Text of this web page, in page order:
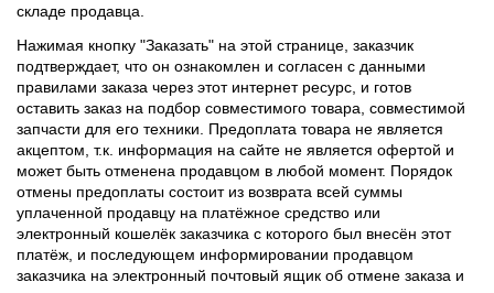
складе продавца.
Нажимая кнопку "Заказать" на этой странице, заказчик
подтверждает, что он ознакомлен и согласен с данными
правилами заказа через этот интернет ресурс, и готов
оставить заказ на подбор совместимого товара, совместимой
запчасти для его техники. Предоплата товара не является
акцептом, т.к. информация на сайте не является офертой и
может быть отменена продавцом в любой момент. Порядок
отмены предоплаты состоит из возврата всей суммы
уплаченной продавцу на платёжное средство или
электронный кошелёк заказчика с которого был внесён этот
платёж, и последующем информировании продавцом
заказчика на электронный почтовый ящик об отмене заказа и